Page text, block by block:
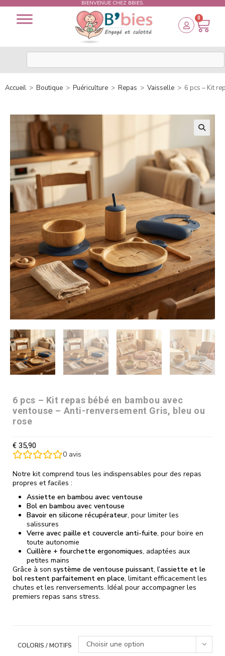
BIENVENUE CHEZ BBIES.
0
Accueil > Boutique > Puériculture > Repas > Vaisselle > 6 pcs – Kit
6 pcs – Kit repas bébé en bambou avec
ventouse – Anti-renversement Gris, bleu ou
rose
€ 35,90
0 avis
Notre kit comprend tous les indispensables pour des repas
propres et faciles :
Assiette en bambou avec ventouse
Bol en bambou avec ventouse
Bavoir en silicone récupérateur, pour limiter les
salissures
Verre avec paille et couvercle anti-fuite, pour boire en
toute autonomie
Cuillère + fourchette ergonomiques, adaptées aux
petites mains
Grâce à son système de ventouse puissant, l’assiette et le
bol restent parfaitement en place, limitant efficacement les
chutes et les renversements. Idéal pour accompagner les
premiers repas sans stress.
COLORIS / MOTIFS Choisir une option